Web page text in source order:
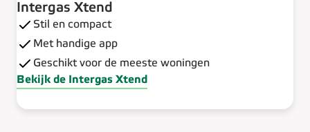
Intergas Xtend
Stil en compact
Met handige app
Geschikt voor de meeste woningen
Bekijk de Intergas Xtend